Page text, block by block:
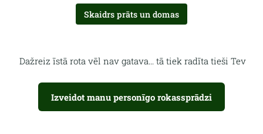
Skaidrs prāts un domas
Dažreiz īstā rota vēl nav gatava... tā tiek radīta tieši Tev
Izveidot manu personīgo rokassprādzi